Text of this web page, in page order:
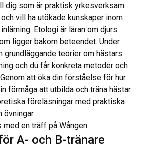
dig som är praktisk yrkesverksam
vill ha utökade kunskaper inom
Etologi är läran om djurs
ligger bakom beteendet. Under
grundläggande teorier om hästars
och du får konkreta metoder och
att öka din förståelse för hur
förmåga att utbilda och träna hästar.
föreläsningar med praktiska
övningar.
med en träff på Wången.
A- och B-tränare